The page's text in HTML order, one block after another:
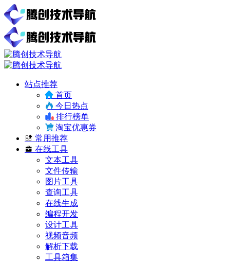
站点推荐
首页
今日热点
排行榜单
淘宝优惠券
常用推荐
在线工具
文本工具
文件传输
图片工具
查询工具
在线生成
编程开发
设计工具
视频音频
解析下载
工具箱集